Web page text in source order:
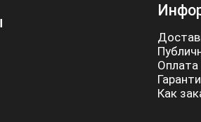
Оплата
Как